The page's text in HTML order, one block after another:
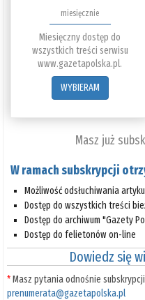
miesięcznie
Miesięczny dostęp do
wszystkich treści serwisu
www.gazetapolska.pl.
WYBIERAM
Masz już
W ramach subskrypcji
Możliwość odsłuchiwania
Dostęp do wszystkich treści
Dostęp do archiwum "Gazety
Dostęp do felietonów on-line
Dowiedz się
*Masz pytania odnośnie
prenumerata@gazetapolska.pl